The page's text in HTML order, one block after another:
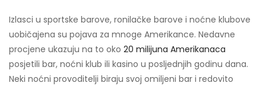
Izlasci u sportske barove, ronilačke barove i noćne klubove
uobičajena su pojava za mnoge Amerikance. Nedavne
procjene ukazuju na to oko 20 milijuna Amerikanaca
posjetili bar, noćni klub ili kasino u posljednjih godinu dana.
Neki noćni provoditelji biraju svoj omiljeni bar i redovito